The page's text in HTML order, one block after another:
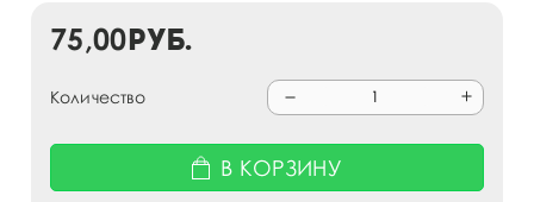
75,00руб.
Количество
В КОРЗИНУ